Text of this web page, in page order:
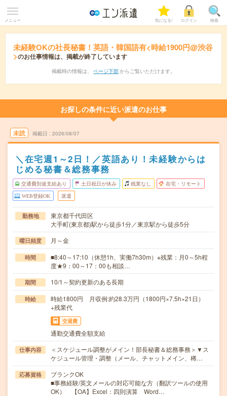
メニュー 気になる! ログイン 検索
未経験OKの社長秘書！英語・韓国語有<時給1900円@渋谷
>のお仕事情報は、掲載が終了しています
掲載時の情報は、 ページ下部 からご覧いただけます。
お探しの条件に近い派遣のお仕事
未読 掲載日 2026/08/07
＼在宅週1～2日！／英語あり！未経験からは
じめる秘書＆総務事務
交通費別途支給あり 土日祝日が休み 残業なし 在宅・リモート
WEB登録OK 派遣
勤務地
東京都千代田区
大手町(東京都)駅から徒歩1分／東京駅から徒歩5分
曜日頻度 月～金
時間
■8:40～17:10（休憩1h、実働7h30m）※残業：月0～5h程
度★9：00～17：00も相談…
期間 10/1～契約更新のある長期
時給
時給1800円 月収例:約28.3万円（1800円×7.5h×21日）
+残業代
交通費
通勤交通費全額支給
仕事内容
＜スケジュール調整がメイン！部長秘書＆総務事務＞▼ス
ケジュール管理・調整（メール、チャットメイン、稀…
応募資格
ブランクOK
■事務経験/英文メールの対応可能な方（翻訳ツールの使用
OK） 【OA】Excel：四則演算 Word…